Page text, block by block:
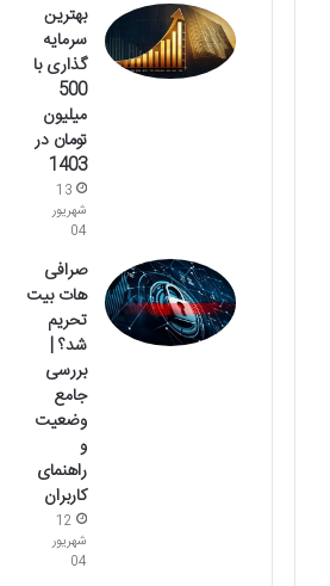
بهترین
سرمایه
گذاری با
500
میلیون
تومان در
1403
13
شهریور
04
صرافی
هات بیت
تحریم
شد؟ |
بررسی
جامع
وضعیت
و
راهنمای
کاربران
12
شهریور
04